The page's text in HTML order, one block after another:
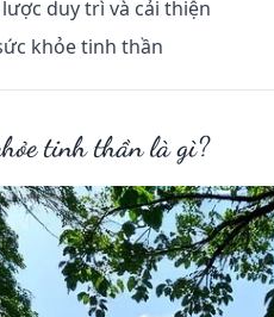
duy trì và cải thiện
khỏe tinh thần
tinh thần là gì?